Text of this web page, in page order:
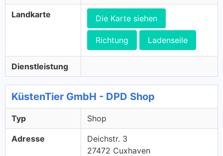
Landkarte Die Karte siehen
Richtung Ladenseile
Dienstleistung
KüstenTier GmbH - DPD Shop
Typ Shop
Adresse
Deichstr. 3
27472 Cuxhaven